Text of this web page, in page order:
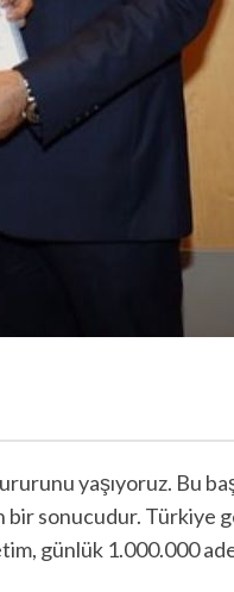
yaşıyoruz. Bu
bir sonucudur. Türkiye
günlük 1.000.000